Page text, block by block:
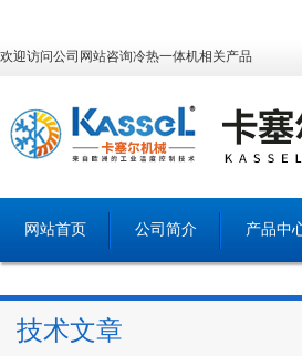
欢迎访问公司网站咨询冷热一体机相关产品
网站首页 公司简介 产品中
技术文章